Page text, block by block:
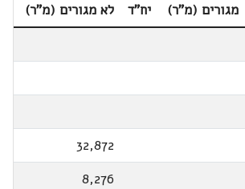
מגורים (מ"ר) יח"ד
לא מגורים (מ"ר)
32,872
8,276